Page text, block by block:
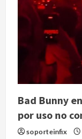
Bad Bunny
por uso no
soporteinfix